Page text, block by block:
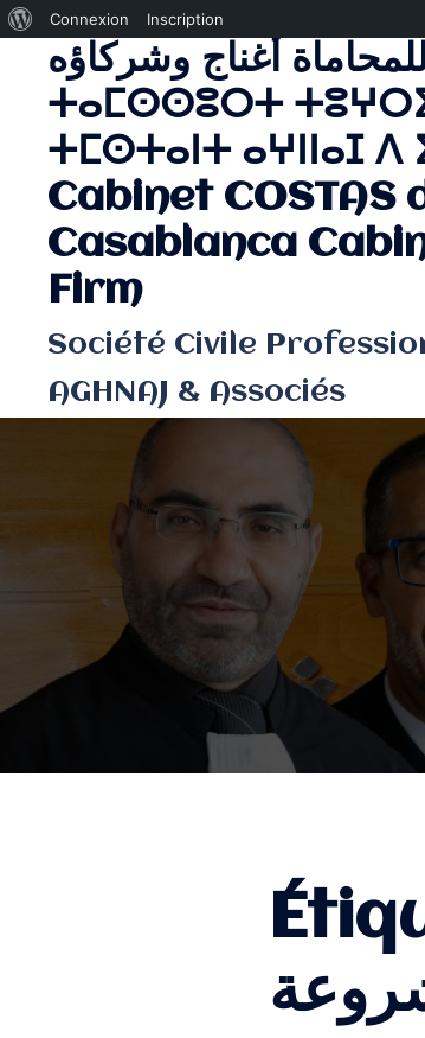
propos
WordPress
Connexion Inscription
contenu
أغناج وشركاؤه
ⵜⴰⵎⵙⵙⵓⵔⵜ
ⵜⵎⵙⵜⴰⵏⵜ ⴰⵖⵏⵏⴰⵊ ⴷ
Cabinet COSTAS
Casablanca
Firm
Société Civile
AGHNAJ & Associés